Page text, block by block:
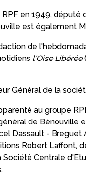
en 1949, député
est également
de
l'Oise Libérée
Général de la
au groupe
de Bénouville
Dassault - Breguet
Robert Laffont,
Centrale